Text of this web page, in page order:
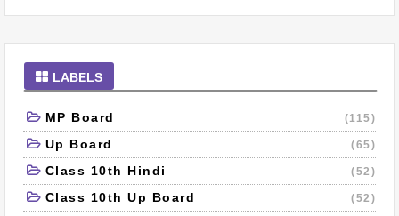
LABELS
MP Board (115)
Up Board (65)
Class 10th Hindi (52)
Class 10th Up Board (52)